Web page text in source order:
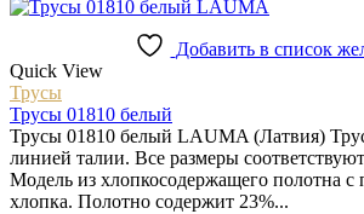
Добавить в список
Quick View
Трусы
Трусы 01810 белый
Трусы 01810 белый LAUMA (Латвия)
линией талии. Все размеры
Модель из хлопкосодержащего полотна с
хлопка. Полотно содержит 23%...